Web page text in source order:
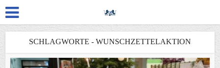
SCHLAGWORTE - WUNSCHZETTELAKTION